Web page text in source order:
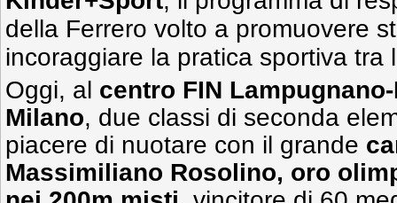
della Ferrero volto a promuovere
incoraggiare la pratica sportiva tra
Oggi, al centro FIN
Milano, due classi di seconda
piacere di nuotare con il grande
Massimiliano Rosolino, oro